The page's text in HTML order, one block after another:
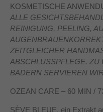
KOSMETISCHE
ALLE
REINIGUNG, PEELING,
ZEITGLEICHER
ABSCHLUSSPFLEGE. ZU
BÄDERN SERVIEREN
OZEAN CARE – 60 MIN /
SÈVE BLEUE, ein Extrakt